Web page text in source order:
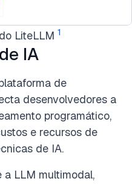
LiteLLM 1
IA
de
desenvolvedores a
programático,
e recursos de
de IA.
a LLM multimodal,